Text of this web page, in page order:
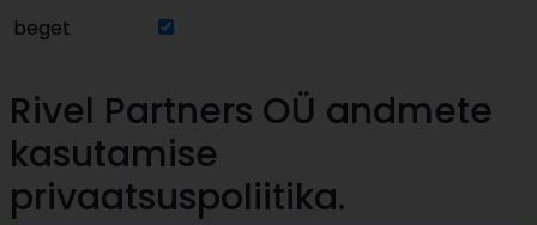
beget
Rivel Partners OÜ andmete
kasutamise
privaatsuspoliitika.